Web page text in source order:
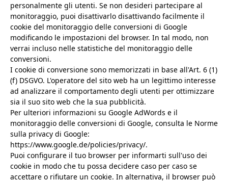
personalmente gli utenti. Se non desideri partecipare al
monitoraggio, puoi disattivarlo disattivando facilmente il
cookie del monitoraggio delle conversioni di Google
modificando le impostazioni del browser. In tal modo, non
verrai incluso nelle statistiche del monitoraggio delle
conversioni.
I cookie di conversione sono memorizzati in base all'Art. 6 (1)
(f) DSGVO. L'operatore del sito web ha un legittimo interesse
ad analizzare il comportamento degli utenti per ottimizzare
sia il suo sito web che la sua pubblicità.
Per ulteriori informazioni su Google AdWords e il
monitoraggio delle conversioni di Google, consulta le Norme
sulla privacy di Google:
https://www.google.de/policies/privacy/.
Puoi configurare il tuo browser per informarti sull'uso dei
cookie in modo che tu possa decidere caso per caso se
accettare o rifiutare un cookie. In alternativa, il browser può